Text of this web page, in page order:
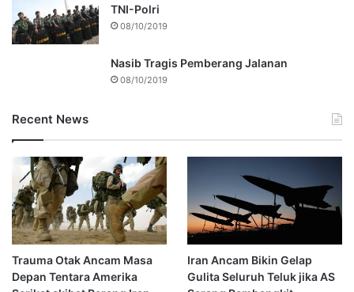
TNI-Polri
08/10/2019
Nasib Tragis Pemberang Jalanan
08/10/2019
Recent News
Trauma Otak Ancam Masa
Depan Tentara Amerika
Iran Ancam Bikin Gelap
Gulita Seluruh Teluk jika AS